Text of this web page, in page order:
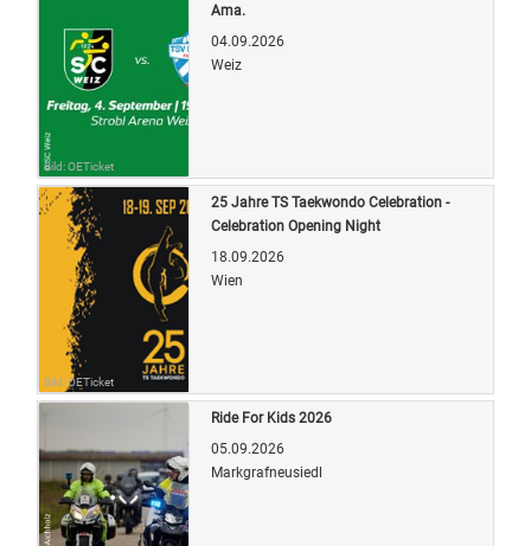
Bild: OETicket
Ama.
04.09.2026
Weiz
Bild: OETicket
25 Jahre TS Taekwondo Celebration -
Celebration Opening Night
18.09.2026
Wien
Ride For Kids 2026
05.09.2026
Markgrafneusiedl